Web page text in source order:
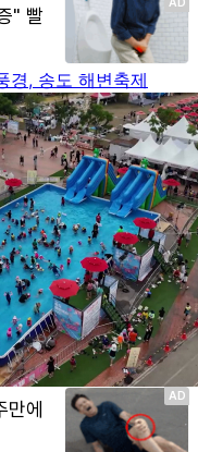
경, 송도 해변축제